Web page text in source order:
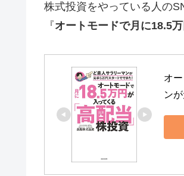
株式投資をやっている人の
『オートモードで月に18.5
オ
ン